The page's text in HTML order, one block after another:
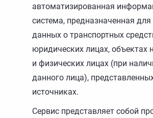
автоматизированная
система, предназначенная
данных о транспортных
юридических лицах, объектах
и физических лицах (при
данного лица),
источниках.
Сервис представляет собой